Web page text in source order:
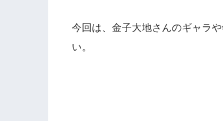
今回は、金子大地さんのギャラ
い。